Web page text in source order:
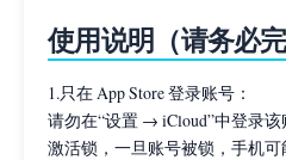
使用说明（请务必完
1.只在 App Store 登录账号：
请勿在“设置 → iCloud”中登录
激活锁，一旦账号被锁，手机可